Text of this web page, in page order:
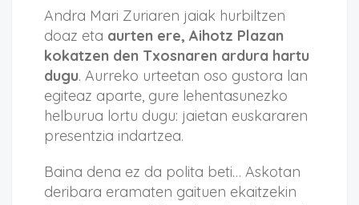
Andra Mari Zuriaren jaiak hurbiltzen
doaz eta aurten ere, Aihotz Plazan
kokatzen den Txosnaren ardura hartu
dugu. Aurreko urteetan oso gustora lan
egiteaz aparte, gure lehentasunezko
helburua lortu dugu: jaietan euskararen
presentzia indartzea.
Baina dena ez da polita beti… Askotan
deribara eramaten gaituen ekaitzekin